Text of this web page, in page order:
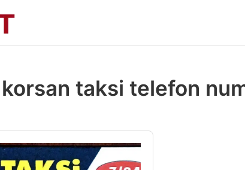
taksi telefon